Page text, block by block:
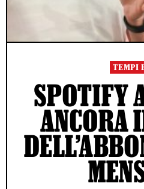
TEMPI
SPOTIFY
ANCORA